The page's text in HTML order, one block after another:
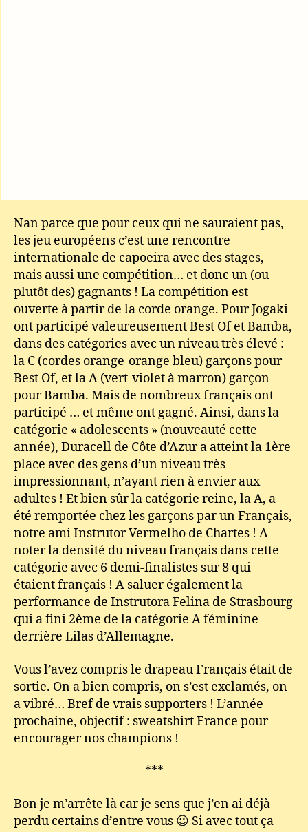
Nan parce que pour ceux qui ne sauraient pas,
les jeu européens c’est une rencontre
internationale de capoeira avec des stages,
mais aussi une compétition… et donc un (ou
plutôt des) gagnants ! La compétition est
ouverte à partir de la corde orange. Pour Jogaki
ont participé valeureusement Best Of et Bamba,
dans des catégories avec un niveau très élevé :
la C (cordes orange-orange bleu) garçons pour
Best Of, et la A (vert-violet à marron) garçon
pour Bamba. Mais de nombreux français ont
participé … et même ont gagné. Ainsi, dans la
catégorie « adolescents » (nouveauté cette
année), Duracell de Côte d’Azur a atteint la 1ère
place avec des gens d’un niveau très
impressionnant, n’ayant rien à envier aux
adultes ! Et bien sûr la catégorie reine, la A, a
été remportée chez les garçons par un Français,
notre ami Instrutor Vermelho de Chartes ! A
noter la densité du niveau français dans cette
catégorie avec 6 demi-finalistes sur 8 qui
étaient français ! A saluer également la
performance de Instrutora Felina de Strasbourg
qui a fini 2ème de la catégorie A féminine
derrière Lilas d’Allemagne.
Vous l’avez compris le drapeau Français était de
sortie. On a bien compris, on s’est exclamés, on
a vibré… Bref de vrais supporters ! L’année
prochaine, objectif : sweatshirt France pour
encourager nos champions !
***
Bon je m’arrête là car je sens que j’en ai déjà
perdu certains d’entre vous 😉 Si avec tout ça